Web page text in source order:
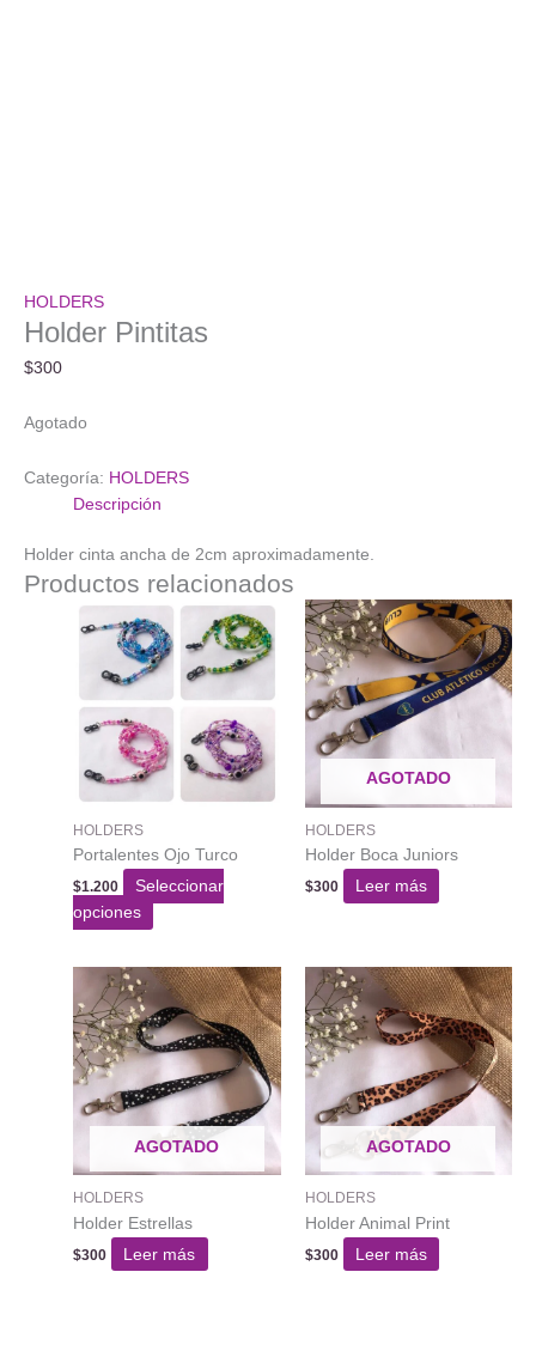
HOLDERS
Holder Pintitas
$300
Agotado
Categoría: HOLDERS
Descripción
Holder cinta ancha de 2cm aproximadamente.
Productos relacionados
HOLDERS
Portalentes Ojo Turco
$1.200
Seleccionar
opciones
tiene
varias
variantes.
Las
opciones
se
pueden
elegir
en
página
del
AGOTADO
HOLDERS
Holder Boca Juniors
$300 Leer más
AGOTADO
HOLDERS
Holder Estrellas
$300 Leer más
AGOTADO
HOLDERS
Holder Animal Print
$300 Leer más